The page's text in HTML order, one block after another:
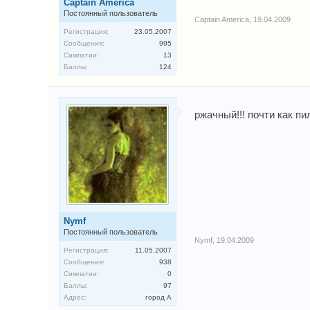
Captain America
Постоянный пользователь
Регистрация:
23.05.2007
Сообщения:
995
Симпатии:
13
Баллы:
124
Captain America, 19.04.2009
Nymf
Постоянный пользователь
Регистрация:
11.05.2007
Сообщения:
938
Симпатии:
0
Баллы:
97
Адрес:
город А
ржачный!!! почти как
Nymf, 19.04.2009